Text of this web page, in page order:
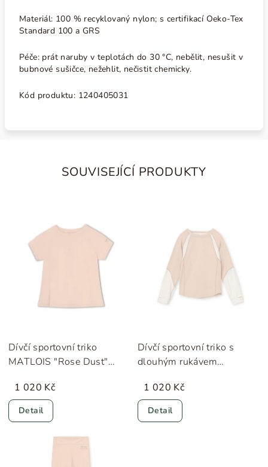
Materiál: 100 % recyklovaný nylon; s certifikací Oeko-Tex
Standard 100 a GRS
Péče: prát naruby v teplotách do 30 °C, nebělit, nesušit v
bubnové sušičce, nežehlit, nečistit chemicky.
Kód produktu: 1240405031
SOUVISEJÍCÍ PRODUKTY
Dívčí sportovní triko
MATLOIS "Rose Dust"
1 020 Kč
Detail
Dívčí sportovní triko s
dlouhým rukávem
MINI A TURE
1 020 Kč
Detail